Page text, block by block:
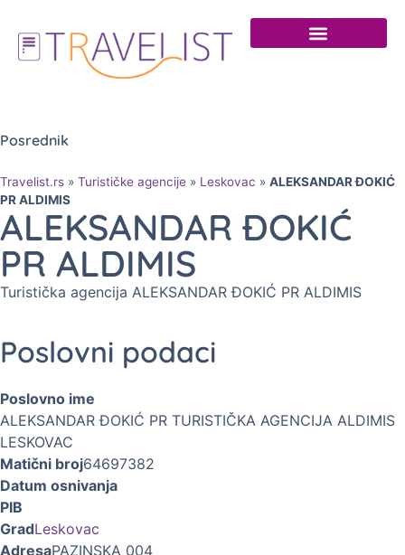
Posrednik
Travelist.rs » Turističke agencije » Leskovac » ALEKSANDAR ĐOKIĆ
PR ALDIMIS
ALEKSANDAR ĐOKIĆ
PR ALDIMIS
Turistička agencija ALEKSANDAR ĐOKIĆ PR ALDIMIS
Poslovni podaci
Poslovno ime
ALEKSANDAR ĐOKIĆ PR TURISTIČKA AGENCIJA ALDIMIS
LESKOVAC
Matični broj64697382
Datum osnivanja
PIB
GradLeskovac
AdresaPAZINSKA 004